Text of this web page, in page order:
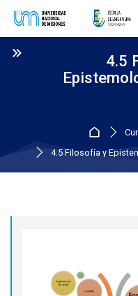
Salta al contenido principal
Skip to accessibility options
Skip accessibility options
4.5
4.5 Filosofía y